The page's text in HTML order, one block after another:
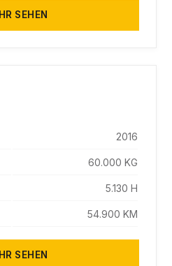
SEHEN
2016
60.000 KG
5.130 H
54.900 KM
SEHEN